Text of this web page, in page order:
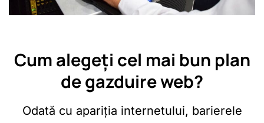
Cum alegeți cel mai bun plan
de gazduire web?
Odată cu apariția internetului, barierele